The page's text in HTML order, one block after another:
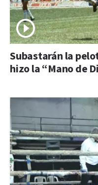
Subastarán la
hizo la “Mano de